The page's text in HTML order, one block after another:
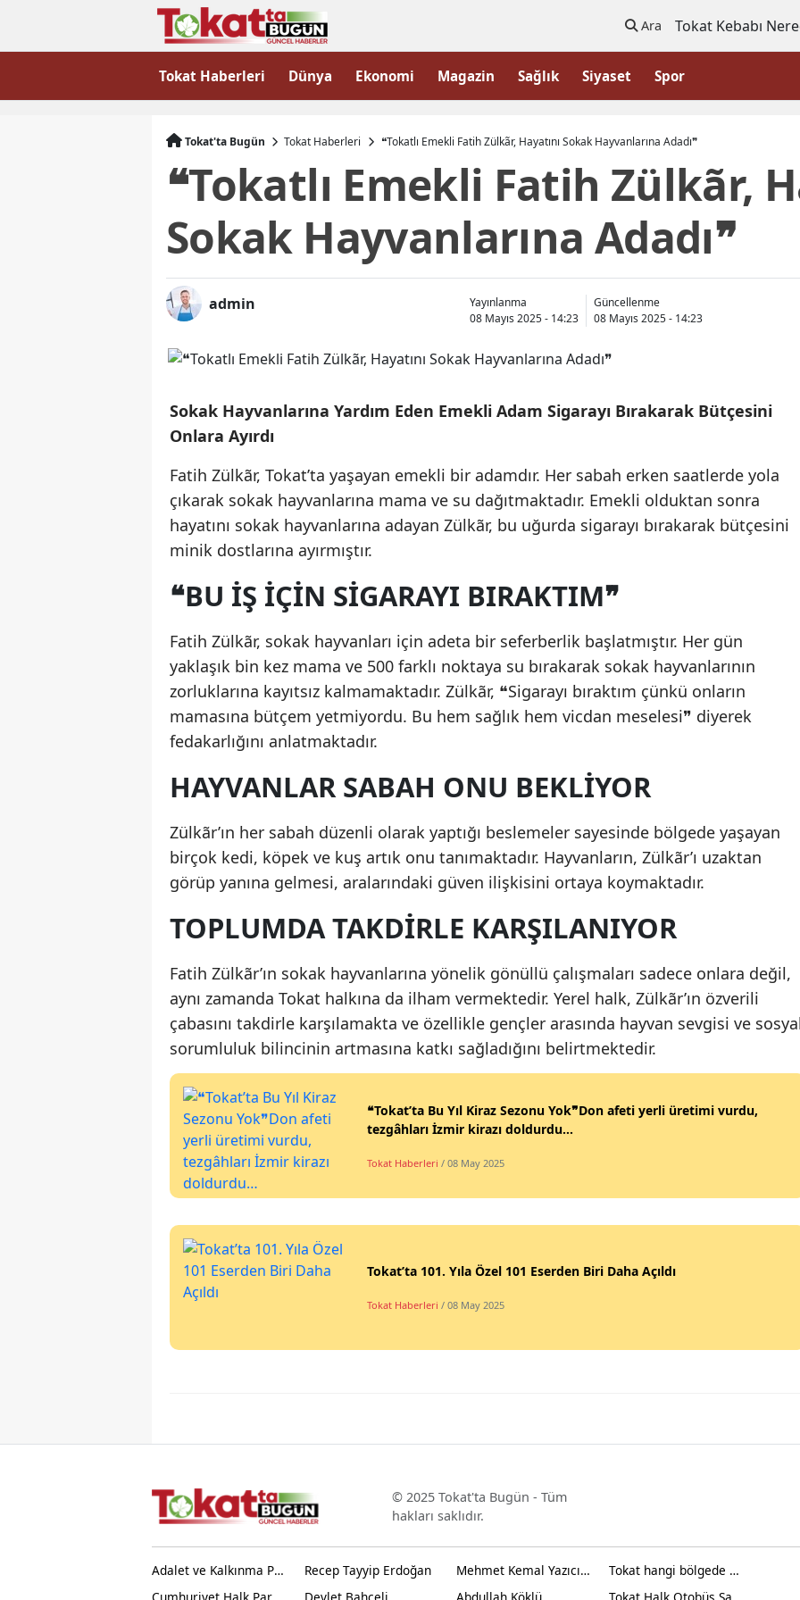
Ara Tokat Kebabı
Tokat Haberleri Dünya Ekonomi Magazin Sağlık Siyaset Spor
Tokat'ta Bugün Tokat Haberleri ❝Tokatlı Emekli Fatih Zülkãr, Hayatını Sokak Hayvanlarına Adadı❞
❝Tokatlı Emekli Fatih Zülkãr,
Sokak Hayvanlarına Adadı❞
admin
Yayınlanma
08 Mayıs 2025 - 14:23
Güncellenme
08 Mayıs 2025 - 14:23
Sokak Hayvanlarına Yardım Eden Emekli Adam Sigarayı Bırakarak Bütçesini
Onlara Ayırdı
Fatih Zülkãr, Tokat’ta yaşayan emekli bir adamdır. Her sabah erken saatlerde yola
çıkarak sokak hayvanlarına mama ve su dağıtmaktadır. Emekli olduktan sonra
hayatını sokak hayvanlarına adayan Zülkãr, bu uğurda sigarayı bırakarak bütçesini
minik dostlarına ayırmıştır.
❝BU IŞ IÇIN SIGARAYI BIRAKTIM❞
Fatih Zülkãr, sokak hayvanları için adeta bir seferberlik başlatmıştır. Her gün
yaklaşık bin kez mama ve 500 farklı noktaya su bırakarak sokak hayvanlarının
zorluklarına kayıtsız kalmamaktadır. Zülkãr, ❝Sigarayı bıraktım çünkü onların
mamasına bütçem yetmiyordu. Bu hem sağlık hem vicdan meselesi❞ diyerek
fedakarlığını anlatmaktadır.
HAYVANLAR SABAH ONU BEKLIYOR
Zülkãr’ın her sabah düzenli olarak yaptığı beslemeler sayesinde bölgede yaşayan
birçok kedi, köpek ve kuş artık onu tanımaktadır. Hayvanların, Zülkãr’ı uzaktan
görüp yanına gelmesi, aralarındaki güven ilişkisini ortaya koymaktadır.
TOPLUMDA TAKDIRLE KARŞILANIYOR
Fatih Zülkãr’ın sokak hayvanlarına yönelik gönüllü çalışmaları sadece onlara değil,
aynı zamanda Tokat halkına da ilham vermektedir. Yerel halk, Zülkãr’ın özverili
çabasını takdirle karşılamakta ve özellikle gençler arasında hayvan sevgisi ve
sorumluluk bilincinin artmasına katkı sağladığını belirtmektedir.
❝Tokat’ta Bu Yıl Kiraz Sezonu Yok❞Don afeti yerli üretimi vurdu,
tezgâhları İzmir kirazı doldurdu…
Tokat Haberleri / 08 May 2025
Tokat’ta 101. Yıla Özel 101 Eserden Biri Daha Açıldı
Tokat Haberleri / 08 May 2025
© 2025 Tokat'ta Bugün - Tüm
hakları saklıdır.
Adalet ve Kalkınma Partisi
Recep Tayyip Erdoğan
Mehmet Kemal Yazıcıoğlu
Tokat hangi bölgede yer alır?